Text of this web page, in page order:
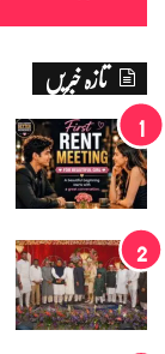
تازہ خبریں